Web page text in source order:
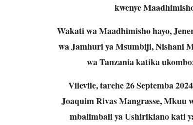
kwenye
Wakati wa Maadhimisho hayo,
wa Jamhuri ya Msumbiji, Nishani
wa Tanzania katika
Vilevile, tarehe 26 Septemba
Joaquim Rivas Mangrasse, Mkuu
mbalimbali ya Ushirikiano kati